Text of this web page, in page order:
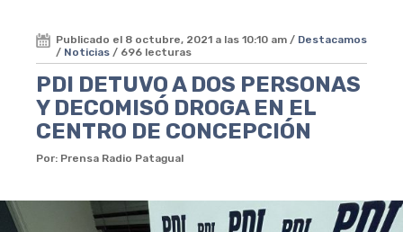
Publicado el 8 octubre, 2021 a las 10:10 am / Destacamos
/ Noticias / 696 lecturas
PDI DETUVO A DOS PERSONAS
Y DECOMISÓ DROGA EN EL
CENTRO DE CONCEPCIÓN
Por: Prensa Radio Patagual